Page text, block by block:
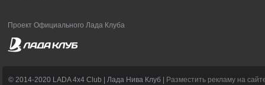
Проект Официального Лада Клуба
© 2014-2020 LADA 4x4 Club | Лада Нива Клуб | Разместить рекламу на